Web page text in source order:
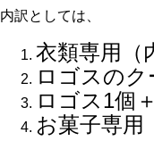
内訳としては、
衣類専用（
ロゴスの
ロゴス1個
お菓子専用